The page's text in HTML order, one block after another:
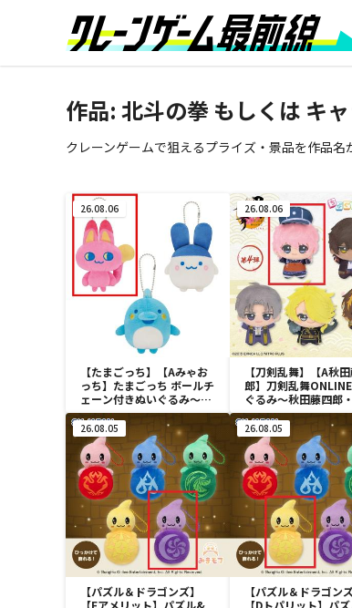
作品: 北斗の拳 もしくは キ
クレーンゲームで狙えるプライズ・景品を作品
26.08.06
【たまごっち】【Aみゃお
っち】たまごっち ボールチ
ェーン付きぬいぐるみ～
Tamagotchi Paradise～
vol.2-R
26.08.06
【刀剣乱舞】【A秋
郎】刀剣乱舞
ぐるみ～秋田藤四郎
利伽羅・へし切長谷
子王・火車切～
26.08.05
【パズル＆ドラゴンズ】
【Eアメリット】パズル&
26.08.05
【パズル＆ドラゴンズ
【Dトパリット】パ